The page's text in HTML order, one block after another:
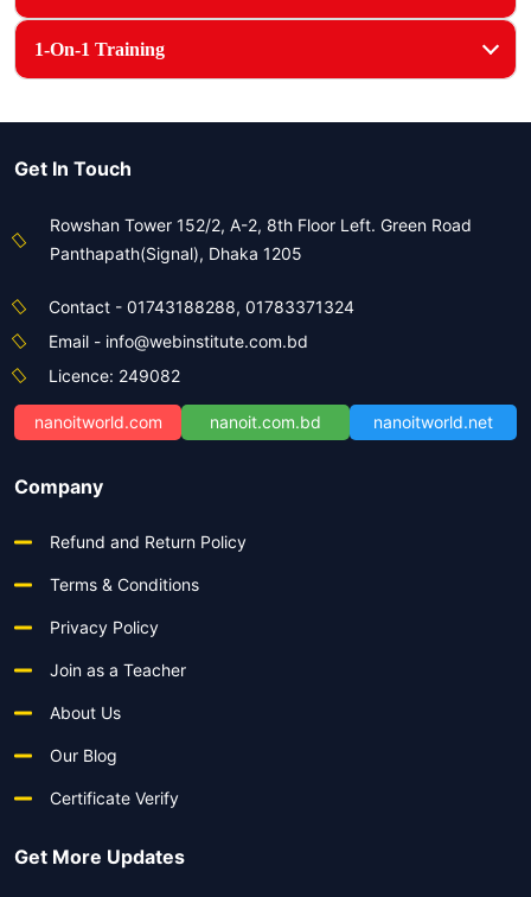
1-On-1 Training
Get In Touch
Rowshan Tower 152/2, A-2, 8th Floor Left. Green Road
Panthapath(Signal), Dhaka 1205
Contact - 01743188288, 01783371324
Email - info@webinstitute.com.bd
Licence: 249082
nanoitworld.com nanoit.com.bd nanoitworld.net
Company
Refund and Return Policy
Terms & Conditions
Privacy Policy
Join as a Teacher
About Us
Our Blog
Certificate Verify
Get More Updates